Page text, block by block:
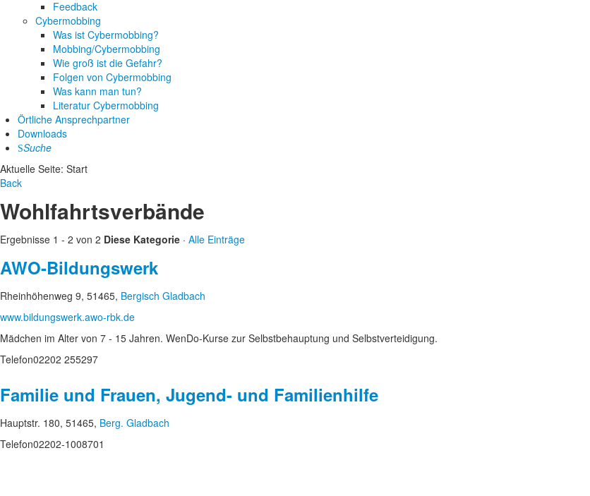
Feedback
Cybermobbing
Was ist Cybermobbing?
Mobbing/Cybermobbing
Wie groß ist die Gefahr?
Folgen von Cybermobbing
Was kann man tun?
Literatur Cybermobbing
Örtliche Ansprechpartner
Downloads
Suche
Aktuelle Seite: Start
Back
Wohlfahrtsverbände
Ergebnisse 1 - 2 von 2 Diese Kategorie · Alle Einträge
AWO-Bildungswerk
Rheinhöhenweg 9, 51465, Bergisch Gladbach
www.bildungswerk.awo-rbk.de
Mädchen im Alter von 7 - 15 Jahren. WenDo-Kurse zur Selbstbehauptung und Selbstverteidigung.
Telefon02202 255297
Familie und Frauen, Jugend- und Familienhilfe
Hauptstr. 180, 51465, Berg. Gladbach
Telefon02202-1008701